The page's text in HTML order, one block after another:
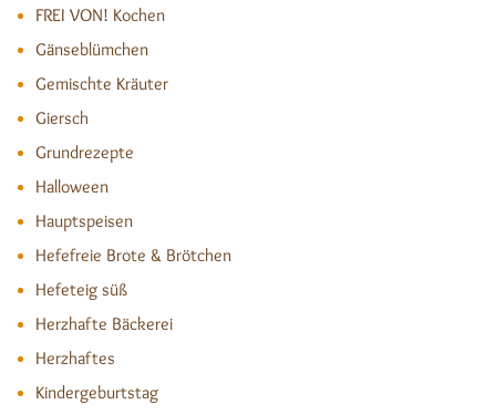
FREI VON! Kochen
Gänseblümchen
Gemischte Kräuter
Giersch
Grundrezepte
Halloween
Hauptspeisen
Hefefreie Brote & Brötchen
Hefeteig süß
Herzhafte Bäckerei
Herzhaftes
Kindergeburtstag